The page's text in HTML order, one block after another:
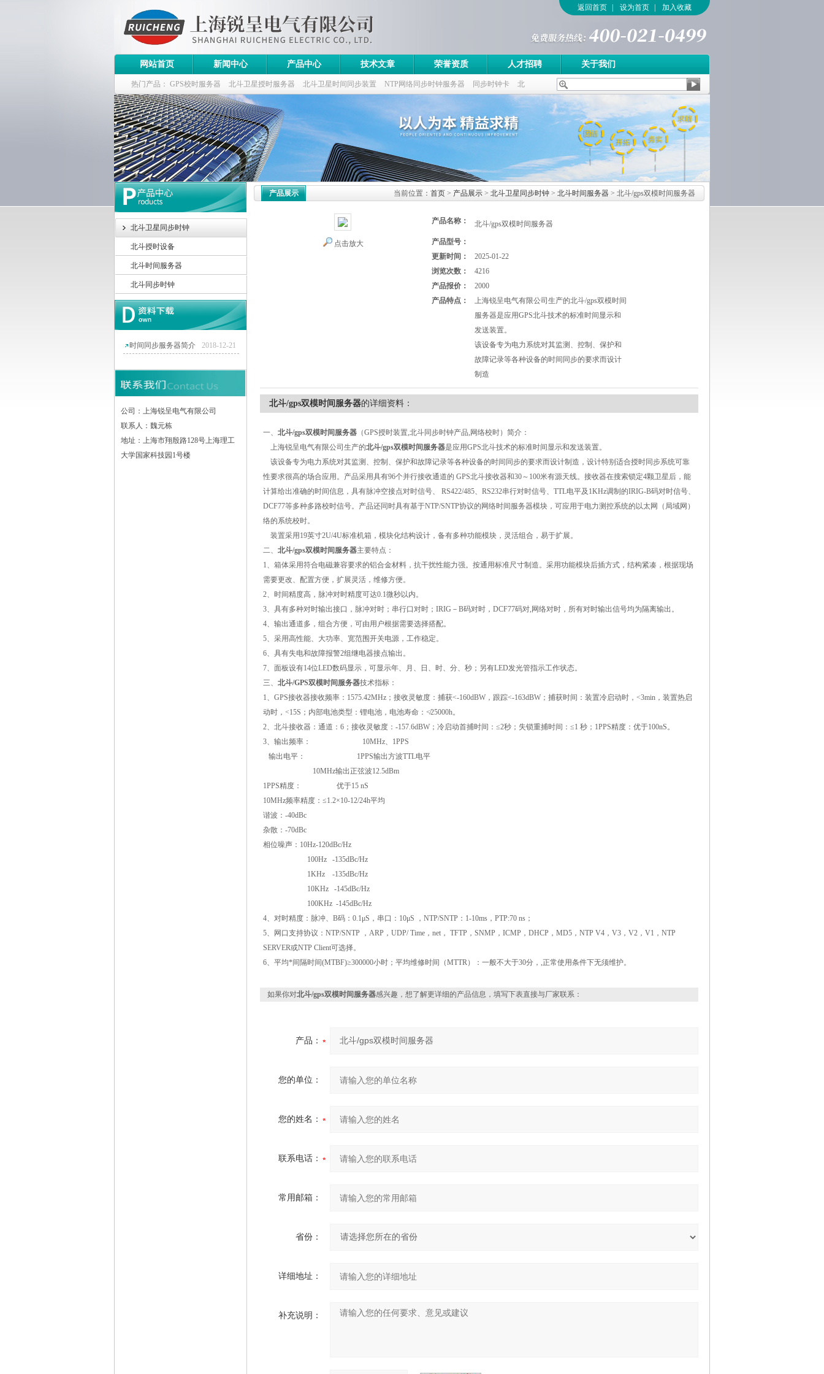
上海锐呈电气有限公司
返回首页 设为首页 加入收藏
网站首页 新闻中心 产品中心 技术文章 荣誉资质 人才招聘 关于我们
热门产品： GPS校时服务器 北斗卫星授时服务器 北斗卫星时间同步装置 NTP网络同步时钟服务器 同步时钟卡 北
斗卫星同步时钟指标
北斗卫星同步时钟
北斗授时设备
北斗时间服务器
北斗同步时钟
时间同步服务器简介 2018-12-21
公司：上海锐呈电气有限公司
联系人：魏元栋
地址：上海市翔殷路128号上海理工
大学国家科技园1号楼
产品展示 当前位置： 首页 > 产品展示 > 北斗卫星同步时钟 > 北斗时间服务器 > 北斗/gps双模时间服务器
点击放大
产品名称： 北斗/gps双模时间服务器
产品型号：
更新时间：
2025-01-22
浏览次数：
4216
产品报价：
2000
产品特点：
上海锐呈电气有限公司生产的北斗/gps双模时间
服务器是应用GPS北斗技术的标准时间显示和
发送装置。
该设备专为电力系统对其监测、控制、保护和
故障记录等各种设备的时间同步的要求而设计
制造
北斗/gps双模时间服务器的详细资料：
一、 北斗/gps双模时间服务器 （GPS授时装置,北斗同步时钟产品,网络校时）简介：
上海锐呈电气有限公司生产的北斗/gps双模时间服务器是应用GPS北斗技术的标准时间显示和发送装置。
该设备专为电力系统对其监测、控制、保护和故障记录等各种设备的时间同步的要求而设计制造，设计特别适合授时同步系统可靠
性要求很高的场合应用。 产品采用具有96个并行接收通道的 GPS北斗接收器和30～100米有源天线。接收器在搜索锁定4颗卫星后，能
计算给出准确的时间信息 ， 具有脉冲空接点对时信号、 RS422/485、RS232串行对时信号、TTL电平及1KHz调制的IRIG-B码对时信号、
DCF77等多种多路校时信号。 产品还同时具有基于NTP/SNTP协议的网络时间服务器模块，可应用于电力测控系统的以太网（局域网）
络的系统校时。
装置采用19英寸2U/4U标准机箱，模块化结构设计，备有多种功能模块，灵活组合，易于扩展。
二、 北斗/gps双模时间服务器主要特点：
1、 箱体采用符合电磁兼容要求的铝合金材料，抗干扰性能力强。按通用标准尺寸制造。采用功能模块后插方式，结构紧凑，根据现场
需要更改、配置方便，扩展灵活，维修方便。
2、 时间精度高，脉冲对时精度可达0.1微秒以内。
3、 具有多种对时输出接口，脉冲对时；串行口对时；IRIG－B码对时，DCF77码对,网络对时 ， 所有对时输出信号均为隔离输出。
4、 输出通道多，组合方便，可由用户根据需要选择搭配。
5、 采用高性能、大功率、宽范围开关电源，工作稳定。
6、 具有失电和故障报警2组继电器接点输出。
7、 面板设有14位LED数码显示，可显示年、月、日、时、分、秒；另有LED发光管指示工作状态。
三、 北斗/GPS双模时间服务器技术指标：
1、GPS接收器接收频率：1575.42MHz；接收灵敏度：捕获<-160dBW，跟踪<-163dBW；捕获时间：装置冷启动时，<3min，装置热启
动时，<15S；内部电池类型：锂电池，电池寿命： ≮25000h。
2、北斗接收器：通道：6；接收灵敏度：-157.6dBW；冷启动首捕时间：≤2秒；失锁重捕时间：≤1 秒；1PPS精度：优于100nS。
3、输出频率： 10MHz、1PPS
输出电平： 1PPS输出方波TTL电平
10MHz输出正弦波12.5dBm
1PPS精度： 优于15 nS
10MHz频率精度：≤1.2×10-12/24h平均
谐波：-40dBc
杂散：-70dBc
相位噪声：10Hz-120dBc/Hz
100Hz -135dBc/Hz
1KHz -135dBc/Hz
10KHz -145dBc/Hz
100KHz -145dBc/Hz
4、对时精度：脉冲、B码：0.1μS，串口：10μS ，NTP/SNTP：1-10ms，PTP:70 ns；
5、网口支持协议：NTP/SNTP ，ARP，UDP/ Time，net， TFTP，SNMP，ICMP，DHCP，MD5，NTP V4，V3，V2，V1，NTP
SERVER或NTP Client可选择。
6、平均*间隔时间(MTBF)≥300000小时；平均维修时间（MTTR）：一般不大于30分，,正常使用条件下无须维护。
如果你对北斗/gps双模时间服务器感兴趣，想了解更详细的产品信息，填写下表直接与厂家联系：
产品：
您的单位：
您的姓名：
联系电话：
常用邮箱：
省份：
详细地址：
补充说明：